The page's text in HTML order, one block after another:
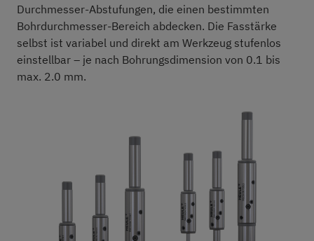
Durchmesser-Abstufungen, die einen bestimmten
Bohrdurchmesser-Bereich abdecken. Die Fasstärke
selbst ist variabel und direkt am Werkzeug stufenlos
einstellbar – je nach Bohrungsdimension von 0.1 bis
max. 2.0 mm.